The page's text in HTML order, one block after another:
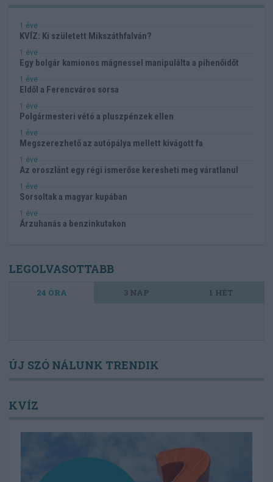
1 éve
KVÍZ: Ki született Mikszáthfalván?
1 éve
Egy bolgár kamionos mágnessel manipulálta a pihenőidőt
1 éve
Eldől a Ferencváros sorsa
1 éve
Polgármesteri vétó a pluszpénzek ellen
1 éve
Megszerezhető az autópálya mellett kivágott fa
1 éve
Az oroszlánt egy régi ismerőse keresheti meg váratlanul
1 éve
Sorsoltak a magyar kupában
1 éve
Árzuhanás a benzinkutakon
LEGOLVASOTTABB
24 ÓRA 3 NAP 1 HÉT
ÚJ SZÓ NÁLUNK TRENDIK
KVÍZ